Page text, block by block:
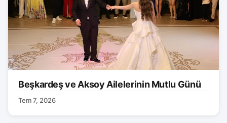
Beşkardeş ve Aksoy Ailelerinin Mutlu Günü
Tem 7, 2026